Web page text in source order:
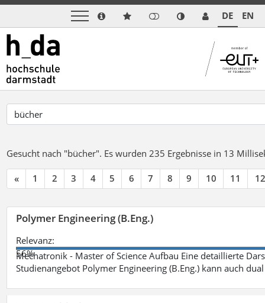
DE EN
Gesucht nach "bücher". Es wurden 235 Ergebnisse in 13
« 1 2 3 4 5 6 7 8 9 10 11 12
Polymer Engineering (B.Eng.)
Relevanz:
56%
Mechatronik - Master of Science Aufbau Eine detaillierte
Studienangebot Polymer Engineering (B.Eng.) kann auch